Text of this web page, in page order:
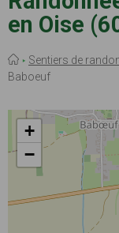
contenu
principal
en Oise
Fil
d'Ariane
Sentiers de
Baboeuf
+
−